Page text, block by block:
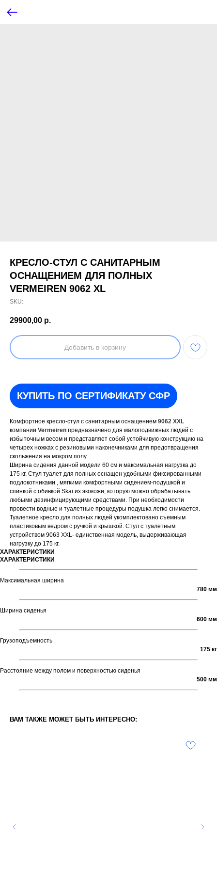
КРЕСЛО-СТУЛ С САНИТАРНЫМ
ОСНАЩЕНИЕМ ДЛЯ ПОЛНЫХ
VERMEIREN 9062 XL
SKU:
29900,00 р.
Добавить в корзину
КУПИТЬ ПО СЕРТИФИКАТУ СФР
Комфортное кресло-стул с санитарным оснащением 9062 XXL
компании Vermeiren предназначено для малоподвижных людей с
избыточным весом и представляет собой устойчивую конструкцию на
четырех ножках с резиновыми наконечниками для предотвращения
скольжения на мокром полу.
Ширина сидения данной модели 60 см и максимальная нагрузка до
175 кг. Стул туалет для полных оснащен удобными фиксированными
подлокотниками , мягкими комфортными сидением-подушкой и
спинкой с обивкой Skai из экокожи, которую можно обрабатывать
любыми дезинфицирующими средствами. При необходимости
провести водные и туалетные процедуры подушка легко снимается.
Туалетное кресло для полных людей укомплектовано съемным
пластиковым ведром с ручкой и крышкой. Стул с туалетным
устройством 9063 XXL- единственная модель, выдерживающая
нагрузку до 175 кг.
ХАРАКТЕРИСТИКИ
ХАРАКТЕРИСТИКИ
Максимальная ширина
780 мм
Ширина сиденья
600 мм
Грузоподъемность
175 кг
Расстояние между полом и поверхностью сиденья
500 мм
ВАМ ТАКЖЕ МОЖЕТ БЫТЬ ИНТЕРЕСНО: